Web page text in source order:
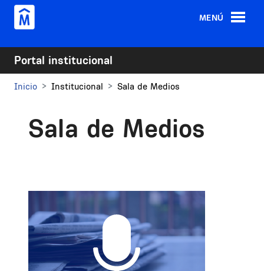
Pasar al contenido principal
MENÚ
Portal institucional
Inicio Institucional Sala de Medios
Sala de Medios